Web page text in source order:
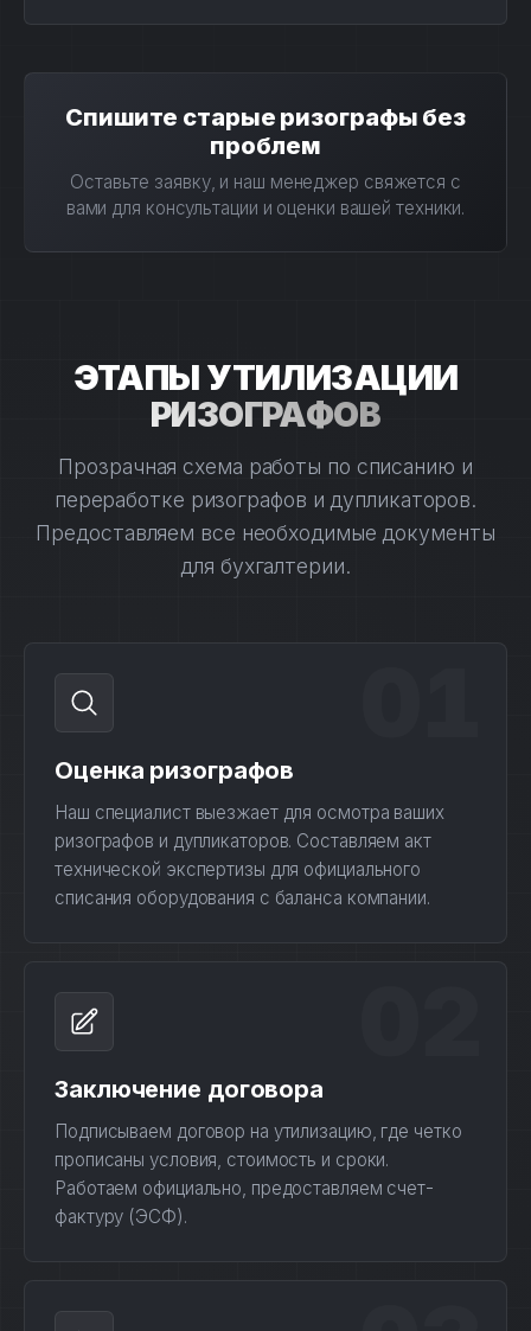
Спишите старые ризографы без
проблем
Оставьте заявку, и наш менеджер свяжется с
вами для консультации и оценки вашей техники.
ЭТАПЫ УТИЛИЗАЦИИ
РИЗОГРАФОВ
Прозрачная схема работы по списанию и
переработке ризографов и дупликаторов.
Предоставляем все необходимые документы
для бухгалтерии.
Оценка ризографов
Наш специалист выезжает для осмотра ваших
ризографов и дупликаторов. Составляем акт
технической экспертизы для официального
списания оборудования с баланса компании.
Заключение договора
Подписываем договор на утилизацию, где четко
прописаны условия, стоимость и сроки.
Работаем официально, предоставляем счет-
фактуру (ЭСФ).